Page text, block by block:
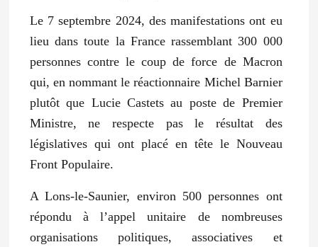
Le 7 septembre 2024, des manifestations ont eu
lieu dans toute la France rassemblant 300 000
personnes contre le coup de force de Macron
qui, en nommant le réactionnaire Michel Barnier
plutôt que Lucie Castets au poste de Premier
Ministre, ne respecte pas le résultat des
législatives qui ont placé en tête le Nouveau
Front Populaire.
A Lons-le-Saunier, environ 500 personnes ont
répondu à l’appel unitaire de nombreuses
organisations politiques, associatives et